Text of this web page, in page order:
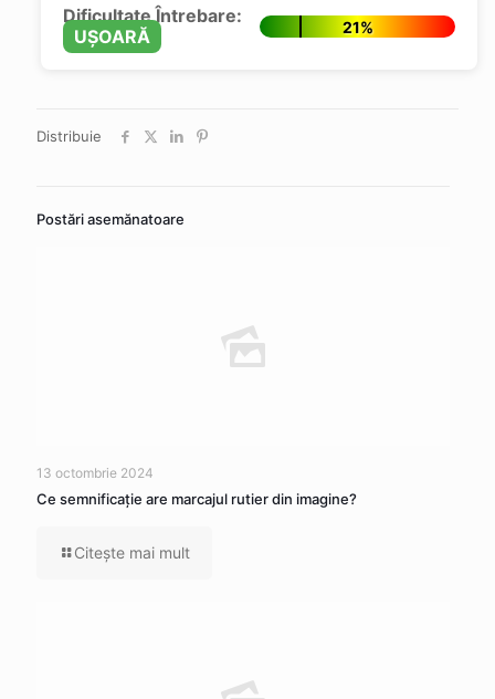
Dificultate Întrebare:
UȘOARĂ
21%
Distribuie
Postări asemănatoare
13 octombrie 2024
Ce semnificaţie are marcajul rutier din imagine?
Citeşte mai mult